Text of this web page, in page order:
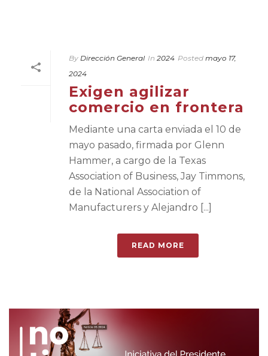
By Dirección General In 2024 Posted mayo 17,
2024
Exigen agilizar
comercio en frontera
Mediante una carta enviada el 10 de
mayo pasado, firmada por Glenn
Hammer, a cargo de la Texas
Association of Business, Jay Timmons,
de la National Association of
Manufacturers y Alejandro [...]
READ MORE